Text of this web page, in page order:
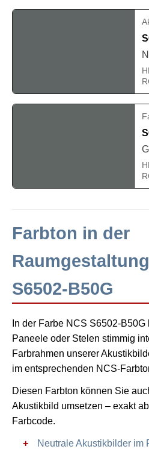
Farbton in der
S6502-B50G
In der Farbe NCS S6502-
Paneele oder Stelen stimmig
Farbrahmen unserer
im entsprechenden NCS-
Diesen Farbton können Sie
Akustikbild umsetzen – exakt
Farbcode.
Neutrale Akustikbilder im